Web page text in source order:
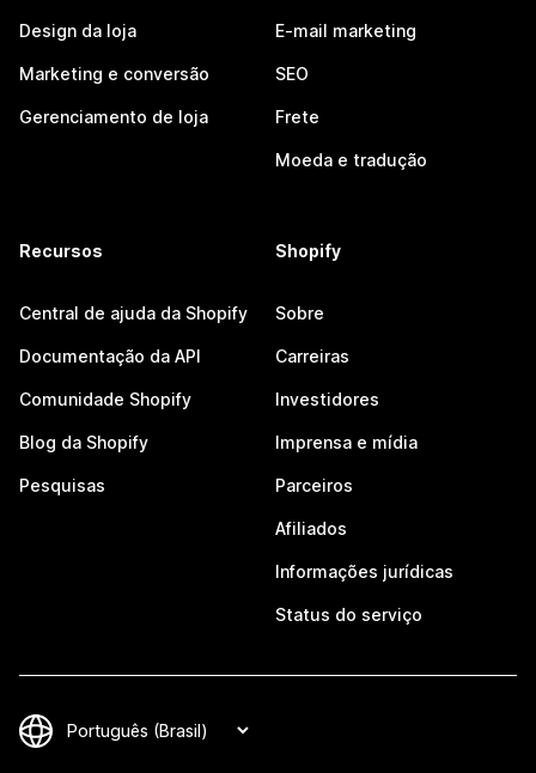
Design da loja
Marketing e conversão
Gerenciamento de loja
E-mail marketing
SEO
Frete
Moeda e tradução
Recursos
Central de ajuda da Shopify
Documentação da API
Comunidade Shopify
Blog da Shopify
Pesquisas
Shopify
Sobre
Carreiras
Investidores
Imprensa e mídia
Parceiros
Afiliados
Informações jurídicas
Status do serviço